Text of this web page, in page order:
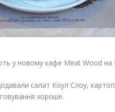
у новому кафе Meat Wood на
салат Коул Слоу,
хороше.